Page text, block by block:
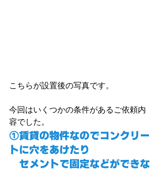
こちらが設置後の写真です。
今回はいくつかの条件があるご依頼内
容でした。
①賃貸の物件なのでコンクリー
トに穴をあけたり
セメントで固定などができな